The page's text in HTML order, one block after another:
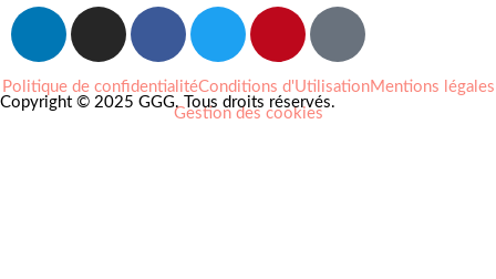
Copyright © 2025 GGG. Tous droits réservés.
Politique de confidentialitéConditions d'UtilisationMentions légales
Gestion des cookies